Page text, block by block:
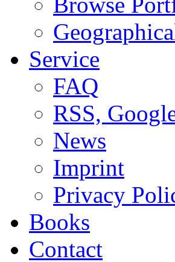
Service
FAQ
RSS,
News
Imprint
Privacy
Books
Contact